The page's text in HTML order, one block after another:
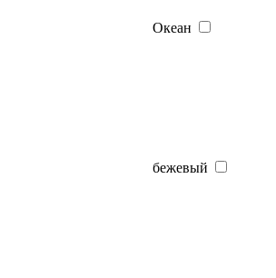
Океан
бежевый